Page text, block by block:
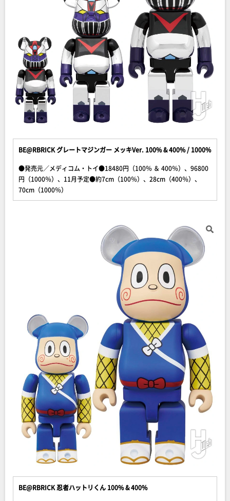
BE@RBRICK グレートマジンガー メッキVer. 100% & 400% / 1000%
●発売元／メディコム・トイ●18480円（100％ ＆ 400％）、96800
円（1000％）、11月予定●約7cm（100％）、28cm（400％）、
70cm（1000％）
BE@RBRICK 忍者ハットリくん 100% & 400%